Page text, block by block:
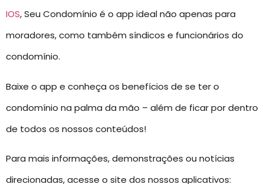
IOS, Seu Condomínio é o app ideal não apenas para
moradores, como também síndicos e funcionários do
condomínio.
Baixe o app e conheça os benefícios de se ter o
condomínio na palma da mão – além de ficar por dentro
de todos os nossos conteúdos!
Para mais informações, demonstrações ou notícias
direcionadas, acesse o site dos nossos aplicativos: